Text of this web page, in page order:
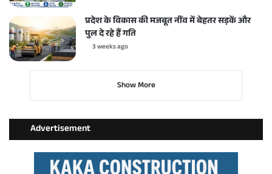
प्रदेश के विकास की मजबूत नींव में बेहतर सड़कें और
पुल दे रहे हैं गति
3 weeks ago
Show More
Advertisement